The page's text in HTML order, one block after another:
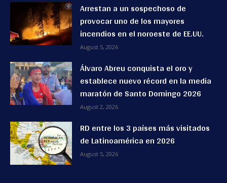
Arrestan a un sospechoso de
provocar uno de los mayores
incendios en el noroeste de EE.UU.
August 5, 2026
Álvaro Abreu conquista el oro y
establece nuevo récord en la media
maratón de Santo Domingo 2026
August 2, 2026
RD entre los 3 países más visitados
de Latinoamérica en 2026
August 5, 2026